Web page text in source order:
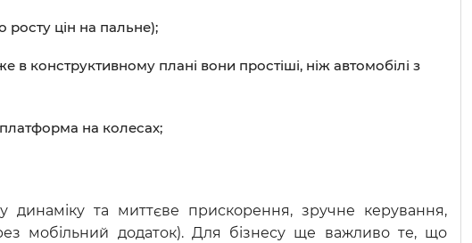
росту цін на пальне);
в конструктивному плані вони простіші, ніж автомобілі з
на колесах;
динаміку та миттєве прискорення, зручне керування,
мобільний додаток). Для бізнесу ще важливо те, що